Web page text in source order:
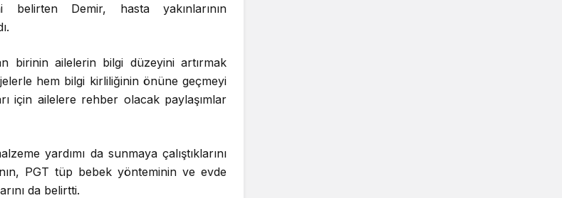
Demir, hasta yakınlarının
birinin ailelerin bilgi düzeyini artırmak
hem bilgi kirliliğinin önüne geçmeyi
için ailelere rehber olacak paylaşımlar
yardımı da sunmaya çalıştıklarını
PGT tüp bebek yönteminin ve evde
da belirtti.